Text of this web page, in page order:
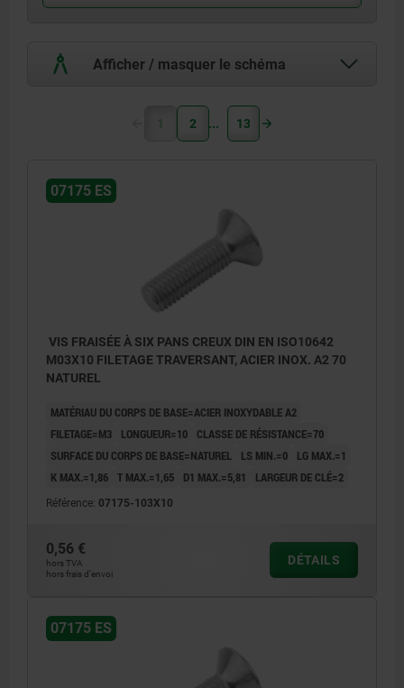
Afficher / masquer le schéma
1 2 13
07175 ES
VIS FRAISÉE À SIX PANS CREUX DIN EN ISO10642
M03X10 FILETAGE TRAVERSANT, ACIER INOX. A2 70
NATUREL
MATÉRIAU DU CORPS DE BASE=ACIER INOXYDABLE A2
FILETAGE=M3
LONGUEUR=10
CLASSE DE RÉSISTANCE=70
SURFACE DU CORPS DE BASE=NATUREL
LS MIN.=0
LG MAX.=1
K MAX.=1,86 T MAX.=1,65 D1 MAX.=5,81 LARGEUR DE CLÉ=2
Référence: 07175-103X10
0,56 €
hors TVA
hors frais d’envoi
DÉTAILS
07175 ES